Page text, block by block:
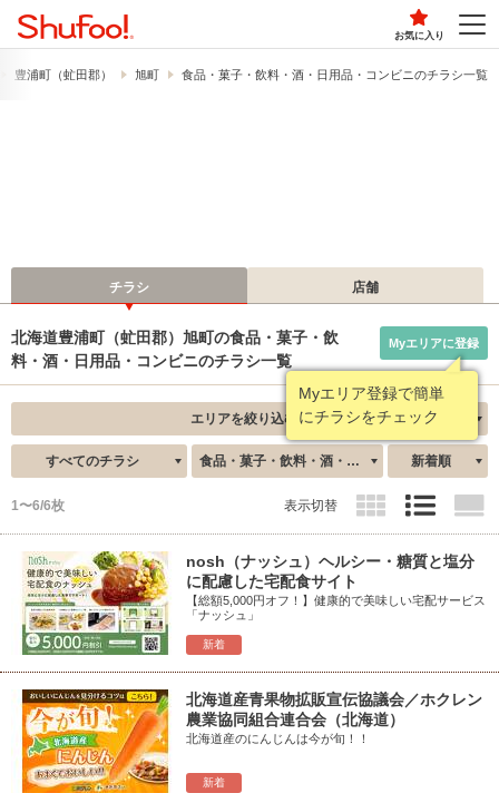
お気に入り
豊浦町（虻田郡） 旭町 食品・菓子・飲料・酒・日用品・コンビニのチラシ一覧
チラシ 店舗
北海道豊浦町（虻田郡）旭町の食品・菓子・飲
料・酒・日用品・コンビニのチラシ一覧
Myエリア登録で簡単
にチラシをチェック
Myエリアに登録
エリアを絞り込む
すべてのチラシ 食品・菓子・飲料・酒・日用品・コンビニ 新着順
1〜6/6枚 表示切替
新着
nosh（ナッシュ）ヘルシー・糖質と塩分
に配慮した宅配食サイト
【総額5,000円オフ！】健康的で美味しい宅配サービス
「ナッシュ」
新着
北海道産青果物拡販宣伝協議会／ホクレン
農業協同組合連合会（北海道）
北海道産のにんじんは今が旬！！